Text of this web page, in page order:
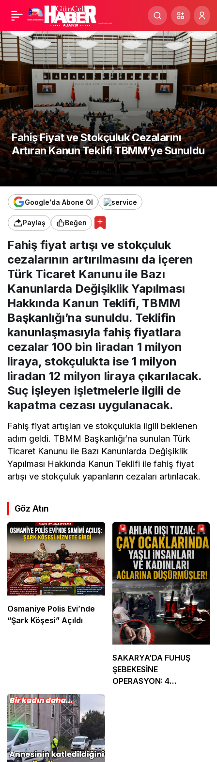
Fahiş Fiyat ve Stokçuluk Cezalarını
Artıran Kanun Teklifi TBMM’ye Sunuldu
3 Mayıs 2024, 23:08 yayınlandı
Google'da Abone Ol
Paylaş Beğen
Fahiş fiyat artışı ve stokçuluk
cezalarının artırılmasını da içeren
Türk Ticaret Kanunu ile Bazı
Kanunlarda Değişiklik Yapılması
Hakkında Kanun Teklifi, TBMM
Başkanlığı’na sunuldu. Teklifin
kanunlaşmasıyla fahiş fiyatlara
cezalar 100 bin liradan 1 milyon
liraya, stokçulukta ise 1 milyon
liradan 12 milyon liraya çıkarılacak.
Suç işleyen işletmelerle ilgili de
kapatma cezası uygulanacak.
Fahiş fiyat artışları ve stokçulukla ilgili beklenen
adım geldi. TBMM Başkanlığı’na sunulan Türk
Ticaret Kanunu ile Bazı Kanunlarda Değişiklik
Yapılması Hakkında Kanun Teklifi ile fahiş fiyat
artışı ve stokçuluk yapanların cezaları artırılacak.
Göz Atın
Osmaniye Polis Evi’nde
“Şark Köşesi” Açıldı
SAKARYA’DA FUHUŞ
ŞEBEKESİNE
OPERASYON: 4
Adana’da Türkiye,
Suriye ve İsrail
Üçgeninde Organ
Ticareti Şebekesi
Çökertildi: 9 Tutuklama!
Paylaş